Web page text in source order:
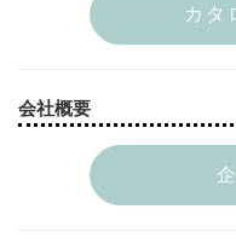
カタ
会社概要